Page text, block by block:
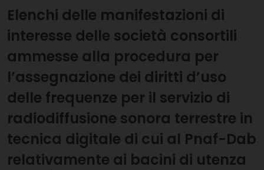
Elenchi delle manifestazioni di
interesse delle società consortili
ammesse alla procedura per
l’assegnazione dei diritti d’uso
delle frequenze per il servizio di
radiodiffusione sonora terrestre in
tecnica digitale di cui al Pnaf-Dab
relativamente ai bacini di utenza